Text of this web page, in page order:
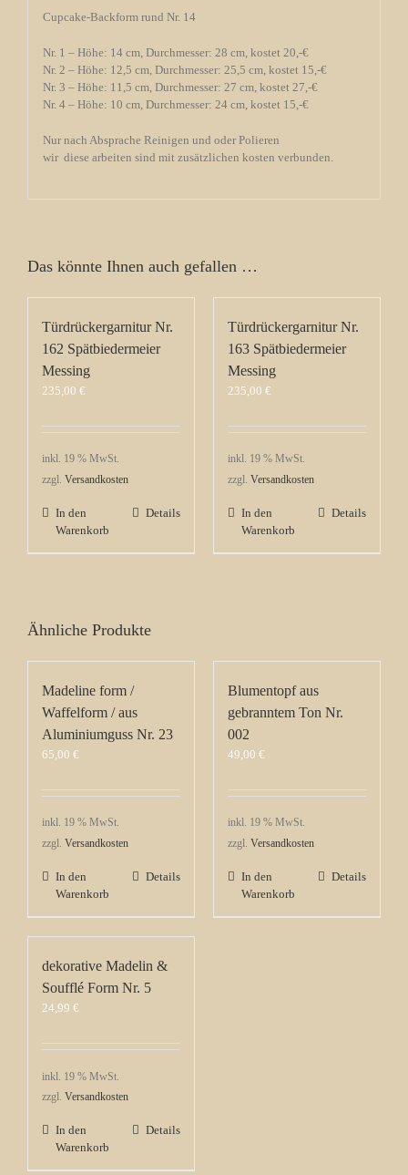
Cupcake-Backform rund Nr. 14
Nr. 1 – Höhe: 14 cm, Durchmesser: 28 cm, kostet 20,-€
Nr. 2 – Höhe: 12,5 cm, Durchmesser: 25,5 cm, kostet 15,-€
Nr. 3 – Höhe: 11,5 cm, Durchmesser: 27 cm, kostet 27,-€
Nr. 4 – Höhe: 10 cm, Durchmesser: 24 cm, kostet 15,-€
Nur nach Absprache Reinigen und oder Polieren
wir diese arbeiten sind mit zusätzlichen kosten verbunden.
Das könnte Ihnen auch gefallen …
Türdrückergarnitur Nr.
162 Spätbiedermeier
Messing
235,00 €
inkl. 19 % MwSt.
zzgl. Versandkosten
In den
Warenkorb
Details
Türdrückergarnitur Nr.
163 Spätbiedermeier
Messing
235,00 €
inkl. 19 % MwSt.
zzgl. Versandkosten
In den
Warenkorb
Details
Ähnliche Produkte
Madeline form /
Waffelform / aus
Aluminiumguss Nr. 23
65,00 €
inkl. 19 % MwSt.
zzgl. Versandkosten
In den
Warenkorb
Details
Blumentopf aus
gebranntem Ton Nr.
002
49,00 €
inkl. 19 % MwSt.
zzgl. Versandkosten
In den
Warenkorb
Details
dekorative Madelin &
Soufflé Form Nr. 5
24,99 €
inkl. 19 % MwSt.
zzgl. Versandkosten
In den
Warenkorb
Details